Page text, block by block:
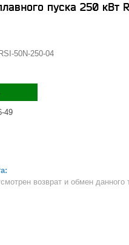
пуска 250 кВт
RSI-50N-250-04
49
возврат и обмен